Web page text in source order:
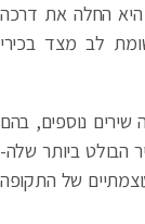
החלה את דרכה
לתשומת לב מצד בכירי
נוספים, בהם
הבולט ביותר שלה-
של התקופה